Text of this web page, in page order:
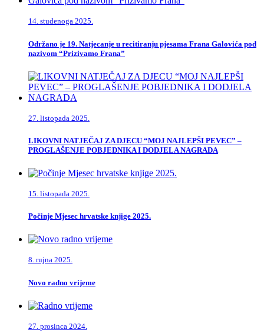
14. studenoga 2025.
Održano je 19. Natjecanje u recitiranju pjesama Frana Galovića pod
nazivom “Prizivamo Frana”
27. listopada 2025.
LIKOVNI NATJEČAJ ZA DJECU “MOJ NAJLEPŠI PEVEC” –
PROGLAŠENJE POBJEDNIKA I DODJELA NAGRADA
15. listopada 2025.
Počinje Mjesec hrvatske knjige 2025.
8. rujna 2025.
Novo radno vrijeme
27. prosinca 2024.